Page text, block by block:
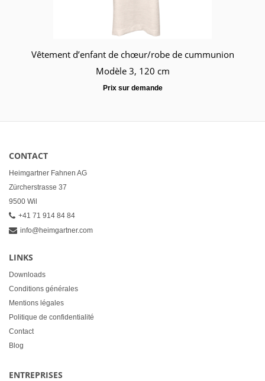
Vêtement d’enfant de chœur/robe de cummunion
Modèle 3, 120 cm
Prix sur demande
CONTACT
Heimgartner Fahnen AG
Zürcherstrasse 37
9500 Wil
+41 71 914 84 84
info@heimgartner.com
LINKS
Downloads
Conditions générales
Mentions légales
Politique de confidentialité
Contact
Blog
ENTREPRISES